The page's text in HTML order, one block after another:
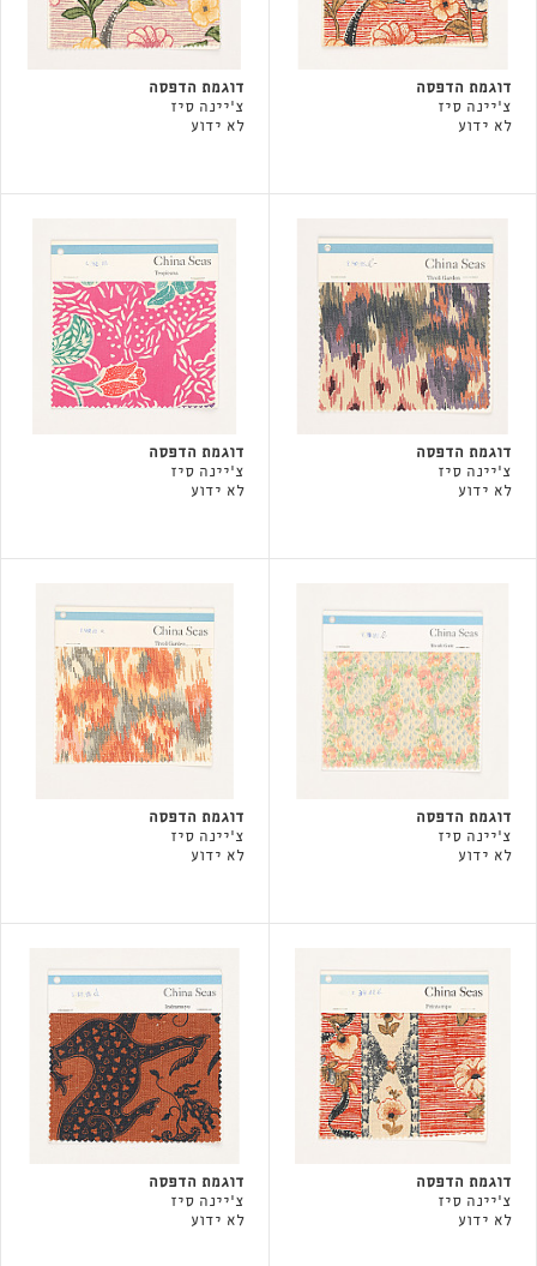
דוגמת הדפסה
צ'יינה סיז
לא ידוע
דוגמת הדפסה
צ'יינה סיז
לא ידוע
דוגמת הדפסה
צ'יינה סיז
לא ידוע
דוגמת הדפסה
צ'יינה סיז
לא ידוע
דוגמת הדפסה
צ'יינה סיז
לא ידוע
דוגמת הדפסה
צ'יינה סיז
לא ידוע
דוגמת הדפסה
צ'יינה סיז
לא ידוע
דוגמת הדפסה
צ'יינה סיז
לא ידוע